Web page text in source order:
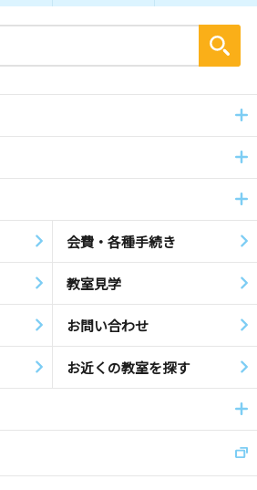
会費・各種手続き
教室見学
お問い合わせ
お近くの教室を探す